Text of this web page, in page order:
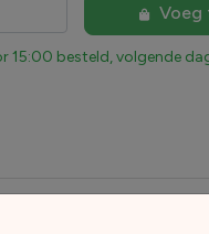
Voeg
15:00 besteld, volgende